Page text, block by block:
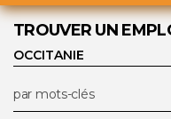
TROUVER UN